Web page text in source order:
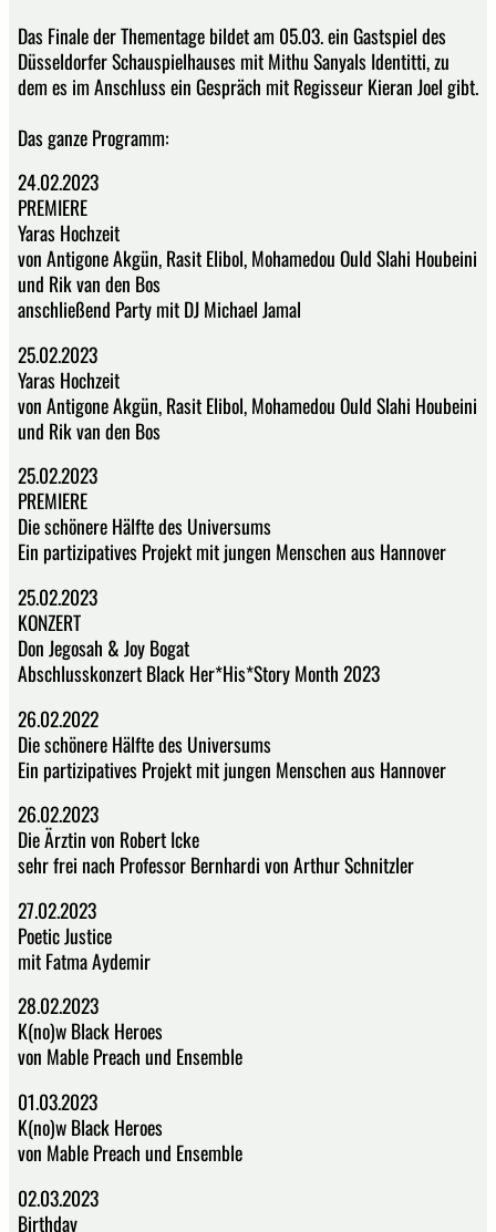
Das Finale der Thementage bildet am 05.03. ein Gastspiel des
Düsseldorfer Schauspielhauses mit Mithu Sanyals Identitti, zu
dem es im Anschluss ein Gespräch mit Regisseur Kieran Joel gibt.
Das ganze Programm:
24.02.2023
PREMIERE
Yaras Hochzeit
von Antigone Akgün, Rasit Elibol, Mohamedou Ould Slahi Houbeini
und Rik van den Bos
anschließend Party mit DJ Michael Jamal
25.02.2023
Yaras Hochzeit
von Antigone Akgün, Rasit Elibol, Mohamedou Ould Slahi Houbeini
und Rik van den Bos
25.02.2023
PREMIERE
Die schönere Hälfte des Universums
Ein partizipatives Projekt mit jungen Menschen aus Hannover
25.02.2023
KONZERT
Don Jegosah & Joy Bogat
Abschlusskonzert Black Her*His*Story Month 2023
26.02.2022
Die schönere Hälfte des Universums
Ein partizipatives Projekt mit jungen Menschen aus Hannover
26.02.2023
Die Ärztin von Robert Icke
sehr frei nach Professor Bernhardi von Arthur Schnitzler
27.02.2023
Poetic Justice
mit Fatma Aydemir
28.02.2023
K(no)w Black Heroes
von Mable Preach und Ensemble
01.03.2023
K(no)w Black Heroes
von Mable Preach und Ensemble
02.03.2023
Birthday